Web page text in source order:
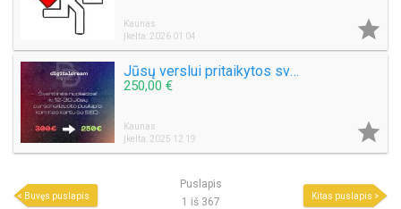
Kaunas
Įkelta: 2026 01 04

Jūsų verslui pritaikytos svetainės, e-parduotuvės.
250,00 €
Kaunas
Įkelta: 2025 12 19

Buvęs puslapis Kitas puslapis
Puslapis
1 iš 367